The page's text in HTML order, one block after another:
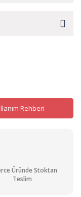
Rehberi
Üründe Stoktan
Teslim